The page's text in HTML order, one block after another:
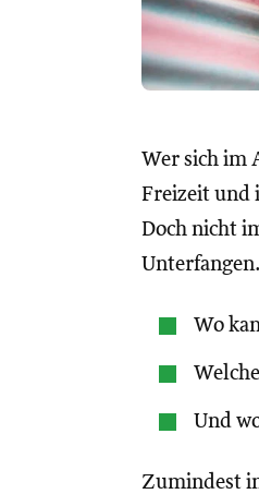
Wer sich im
Freizeit und
Doch nicht
Unterfangen.
Wo
Und
Zumindest